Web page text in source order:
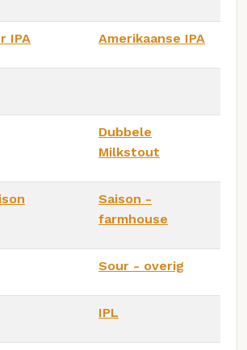
IPA Amerikaanse IPA
Dubbele
Milkstout
Saison -
farmhouse
Sour - overig
IPL